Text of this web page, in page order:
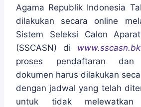
Agama Republik Indonesia
dilakukan secara online
Sistem Seleksi Calon
(SSCASN) di
proses pendaftaran dan
dokumen harus dilakukan
dengan jadwal yang telah
untuk tidak